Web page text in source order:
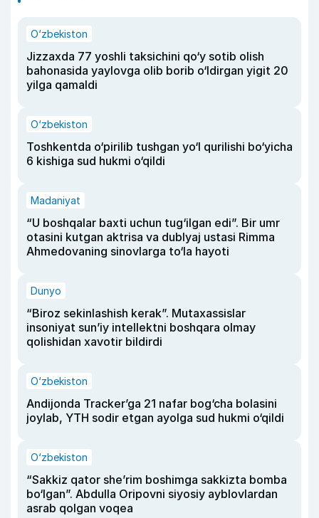
O‘zbekiston
Jizzaxda 77 yoshli taksichini qo‘y sotib olish
bahonasida yaylovga olib borib o‘ldirgan yigit 20
yilga qamaldi
O‘zbekiston
Toshkentda o‘pirilib tushgan yo‘l qurilishi bo‘yicha
6 kishiga sud hukmi o‘qildi
Madaniyat
“U boshqalar baxti uchun tug‘ilgan edi”. Bir umr
otasini kutgan aktrisa va dublyaj ustasi Rimma
Ahmedovaning sinovlarga to‘la hayoti
Dunyo
“Biroz sekinlashish kerak”. Mutaxassislar
insoniyat sun’iy intellektni boshqara olmay
qolishidan xavotir bildirdi
O‘zbekiston
Andijonda Tracker’ga 21 nafar bog‘cha bolasini
joylab, YTH sodir etgan ayolga sud hukmi o‘qildi
O‘zbekiston
“Sakkiz qator she’rim boshimga sakkizta bomba
bo‘lgan”. Abdulla Oripovni siyosiy ayblovlardan
asrab qolgan voqea